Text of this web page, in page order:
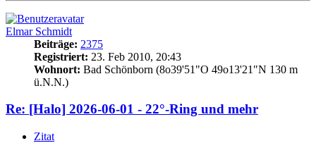
Elmar Schmidt
Beiträge: 2375
Registriert: 23. Feb 2010, 20:43
Wohnort: Bad Schönborn (8o39'51"O 49o13'21"N 130 m
ü.N.N.)
Re: [Halo] 2026-06-01 - 22°-Ring und mehr
Zitat